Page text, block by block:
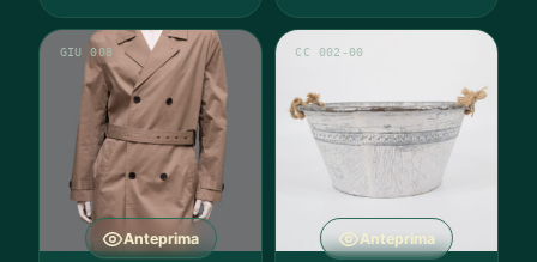
Anteprima
GIU 008
Anteprima
CC 002-00